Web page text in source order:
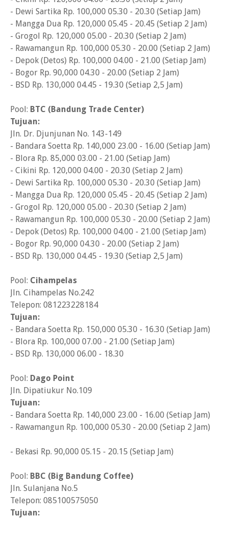
- Dewi Sartika Rp. 100,000 05.30 - 20.30 (Setiap Jam)
- Mangga Dua Rp. 120,000 05.45 - 20.45 (Setiap 2 Jam)
- Grogol Rp. 120,000 05.00 - 20.30 (Setiap 2 Jam)
- Rawamangun Rp. 100,000 05.30 - 20.00 (Setiap 2 Jam)
- Depok (Detos) Rp. 100,000 04.00 - 21.00 (Setiap Jam)
- Bogor Rp. 90,000 04.30 - 20.00 (Setiap 2 Jam)
- BSD Rp. 130,000 04.45 - 19.30 (Setiap 2,5 Jam)
Pool: BTC (Bandung Trade Center)
Tujuan:
Jln. Dr. Djunjunan No. 143-149
- Bandara Soetta Rp. 140,000 23.00 - 16.00 (Setiap Jam)
- Blora Rp. 85,000 03.00 - 21.00 (Setiap Jam)
- Cikini Rp. 120,000 04.00 - 20.30 (Setiap 2 Jam)
- Dewi Sartika Rp. 100,000 05.30 - 20.30 (Setiap Jam)
- Mangga Dua Rp. 120,000 05.45 - 20.45 (Setiap 2 Jam)
- Grogol Rp. 120,000 05.00 - 20.30 (Setiap 2 Jam)
- Rawamangun Rp. 100,000 05.30 - 20.00 (Setiap 2 Jam)
- Depok (Detos) Rp. 100,000 04.00 - 21.00 (Setiap Jam)
- Bogor Rp. 90,000 04.30 - 20.00 (Setiap 2 Jam)
- BSD Rp. 130,000 04.45 - 19.30 (Setiap 2,5 Jam)
Pool: Cihampelas
Jln. Cihampelas No.242
Telepon: 081223228184
Tujuan:
- Bandara Soetta Rp. 150,000 05.30 - 16.30 (Setiap Jam)
- Blora Rp. 100,000 07.00 - 21.00 (Setiap Jam)
- BSD Rp. 130,000 06.00 - 18.30
Pool: Dago Point
Jln. Dipatiukur No.109
Tujuan:
- Bandara Soetta Rp. 140,000 23.00 - 16.00 (Setiap Jam)
- Rawamangun Rp. 100,000 05.30 - 20.00 (Setiap 2 Jam)
- Bekasi Rp. 90,000 05.15 - 20.15 (Setiap Jam)
Pool: BBC (Big Bandung Coffee)
Jln. Sulanjana No.5
Telepon: 085100575050
Tujuan: